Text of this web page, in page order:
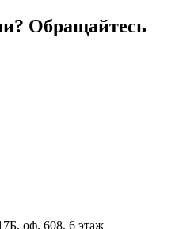
Обращайтесь
оф. 608, 6 этаж